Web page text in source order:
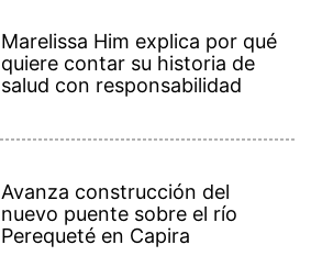
Marelissa Him explica por qué
quiere contar su historia de
salud con responsabilidad
Avanza construcción del
nuevo puente sobre el río
Perequeté en Capira